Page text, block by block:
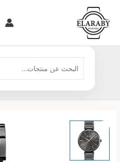
المحتوى
البحث
عن: